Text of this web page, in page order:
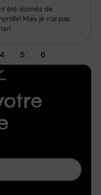
été donnés de
Mais je n’ai pas
4 5 6